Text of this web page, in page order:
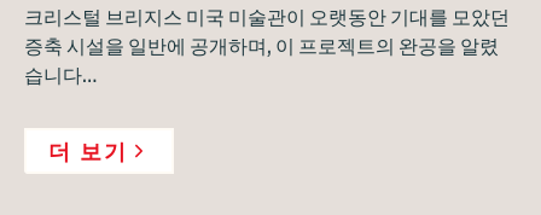
크리스털 브리지스 미국 미술관이 오랫동안 기대를 모았던
증축 시설을 일반에 공개하며, 이 프로젝트의 완공을 알렸
습니다…
더 보기